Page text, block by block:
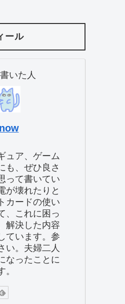
ール
いた人
ュア、ゲーム
も、ぜひ良さ
って書いてい
が壊れたりと
カードの使い
、これに困っ
解決した内容
ています。参
い。夫婦二人
なったことに